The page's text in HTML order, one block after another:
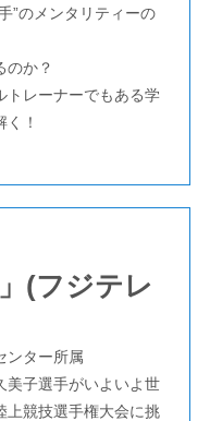
”のメンタリティーの
のか？
トレーナーでもある学
！
(フジテレ
ンター所属
美子選手がいよいよ世
上競技選手権大会に挑